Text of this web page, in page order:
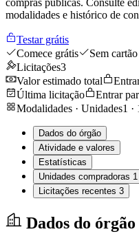
modalidades e histórico de
Testar grátis
Comece grátis
Sem
Licitações3
Valor estimado total
Última licitação
Entrar
Modalidades · Unidades1 ·
Dados do órgão
Atividade e valores
Estatísticas
Unidades compradoras 1
Licitações recentes 3
Dados do órgão